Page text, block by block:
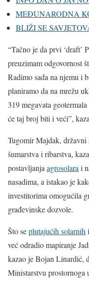
MEĐUNARODNA
BLIŽI SE
“Tačno je da prvi ‘draft’
preuzimam odgovornost
Radimo sada na njemu i
planiramo da na mrežu
319 megavata
će taj broj biti i veći”,
Tugomir Majdak,
šumarstva i ribarstva,
postavljanja agrosolara i
nasadima, a istakao je
investitorima omogućila
građevinske dozvole.
Što seplutajućih solarnih
već odradio mapiranje
kazao je Bojan Linardić,
Ministarstvu prostornoga